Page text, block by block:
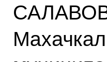
САЛАВОВ